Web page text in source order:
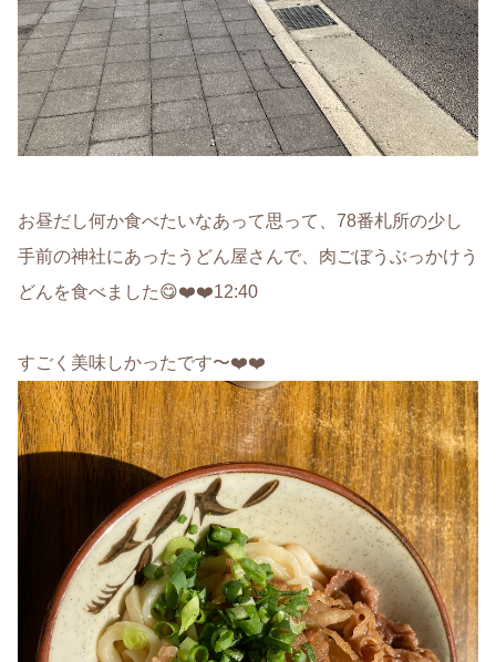
お昼だし何か食べたいなあって思って、78番札所の少し
手前の神社にあったうどん屋さんで、肉ごぼうぶっかけう
どんを食べました😋❤️❤️12:40
すごく美味しかったです〜❤️❤️